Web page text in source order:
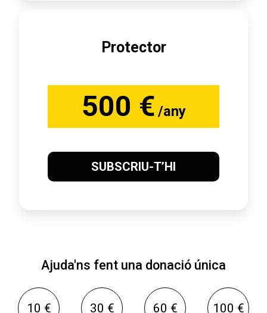
Protector
500 € /any
SUBSCRIU-T’HI
Ajuda'ns fent una donació única
10 € 30 € 60 € 100 €